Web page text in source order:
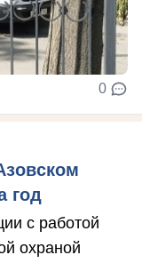
0
год
с работой
охраной